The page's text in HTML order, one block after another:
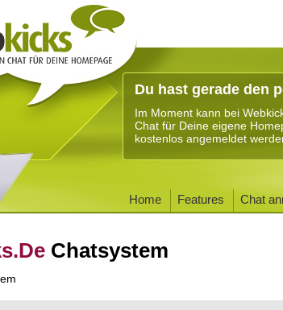
Du hast gerade den
Im Moment kann bei
Chat für Deine eigene
kostenlos angemeldet
Home Features Chat
Chatsystem